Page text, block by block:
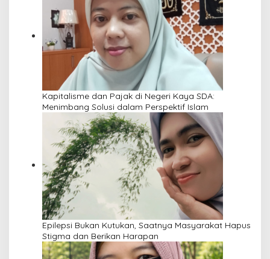
Kapitalisme dan Pajak di Negeri Kaya SDA:
Menimbang Solusi dalam Perspektif Islam
Epilepsi Bukan Kutukan, Saatnya Masyarakat Hapus
Stigma dan Berikan Harapan